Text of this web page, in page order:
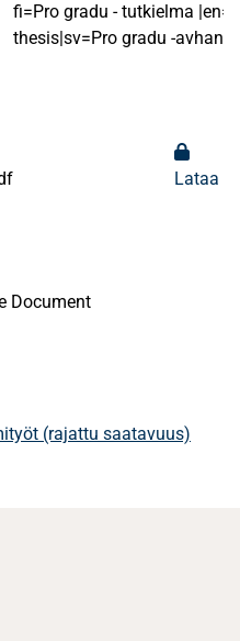
fi=Pro gradu - tutkielma
thesis|sv=Pro gradu -
Document
Lataa
(rajattu saatavuus)